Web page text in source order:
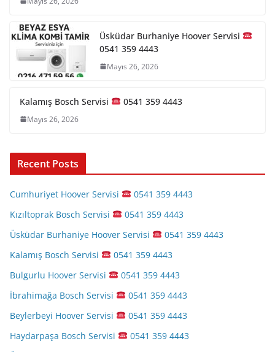
Üsküdar Burhaniye Hoover Servisi
0541 359 4443
Mayıs 26, 2026
Kalamış Bosch Servisi 0541 359 4443
Mayıs 26, 2026
Recent Posts
Cumhuriyet Hoover Servisi
0541 359 4443
Kızıltoprak Bosch Servisi
0541 359 4443
Üsküdar Burhaniye Hoover Servisi
0541 359 4443
Kalamış Bosch Servisi
0541 359 4443
Bulgurlu Hoover Servisi
0541 359 4443
İbrahimağa Bosch Servisi
0541 359 4443
Beylerbeyi Hoover Servisi
0541 359 4443
Haydarpaşa Bosch Servisi
0541 359 4443